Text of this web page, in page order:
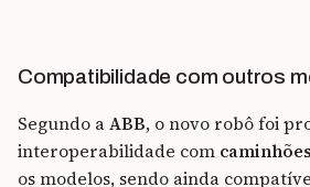
Compatibilidade com outros
Segundo aABB, o novo robô foi
interoperabilidade com
os modelos, sendo ainda